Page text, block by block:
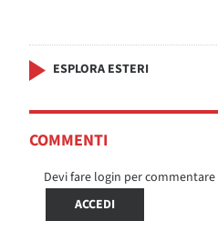
ESPLORA ESTERI
COMMENTI
Devi fare login per commentare
ACCEDI